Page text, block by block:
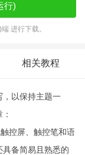
行)
进行下载。
相关教程
，以保持主题一
控屏、触控笔和语
备简易且熟悉的